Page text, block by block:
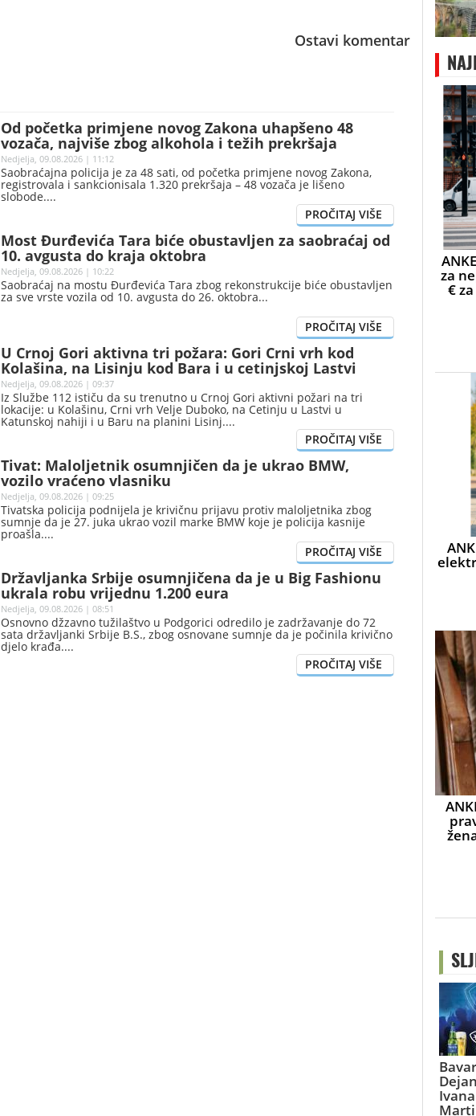
Ostavi komentar
Od početka primjene novog Zakona uhapšeno 48
vozača, najviše zbog alkohola i težih prekršaja
Nedjelja, 09.08.2026 | 11:12
Saobraćajna policija je za 48 sati, od početka primjene novog Zakona,
registrovala i sankcionisala 1.320 prekršaja – 48 vozača je lišeno
slobode.
Most Đurđevića Tara biće obustavljen za saobraćaj od
10. avgusta do kraja oktobra
Nedjelja, 09.08.2026 | 10:22
Saobraćaj na mostu Đurđevića Tara zbog rekonstrukcije biće obustavljen
za sve vrste vozila od 10. avgusta do 26. oktobra
U Crnoj Gori aktivna tri požara: Gori Crni vrh kod
Kolašina, na Lisinju kod Bara i u cetinjskoj Lastvi
Nedjelja, 09.08.2026 | 09:37
Iz Službe 112 ističu da su trenutno u Crnoj Gori aktivni požari na tri
lokacije: u Kolašinu, Crni vrh Velje Duboko, na Cetinju u Lastvi u
Katunskoj nahiji i u Baru na planini Lisinj.
Tivat: Maloljetnik osumnjičen da je ukrao BMW,
vozilo vraćeno vlasniku
Nedjelja, 09.08.2026 | 09:25
Tivatska policija podnijela je krivičnu prijavu protiv maloljetnika zbog
sumnje da je 27. juka ukrao vozil marke BMW koje je policija kasnije
proašla.
Državljanka Srbije osumnjičena da je u Big Fashionu
ukrala robu vrijednu 1.200 eura
Nedjelja, 09.08.2026 | 08:51
Osnovno džzavno tužilaštvo u Podgorici odredilo je zadržavanje do 72
sata državljanki Srbije B.S., zbog osnovane sumnje da je počinila krivično
djelo krađa.
za
€